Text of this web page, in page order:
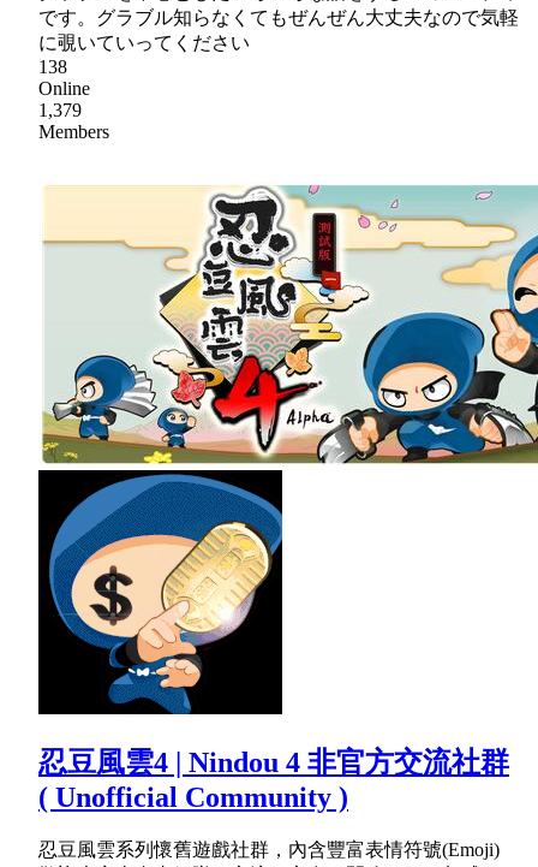
です。グラブル知らなくてもぜんぜん大丈夫なので気軽
に覗いていってください
138
Online
1,379
Members
忍豆風雲4 | Nindou 4 非官方交流社群
( Unofficial Community )
忍豆風雲系列懷舊遊戲社群，內含豐富表情符號(Emoji)